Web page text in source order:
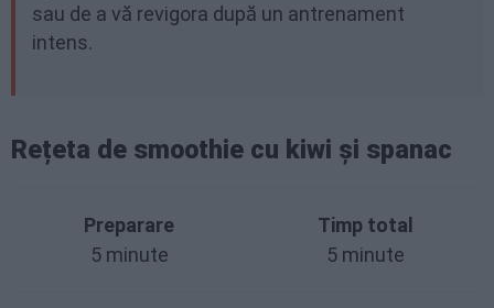
sau de a vă revigora după un antrenament
intens.
Rețeta de smoothie cu kiwi și spanac
Preparare
5 minute
Timp total
5 minute